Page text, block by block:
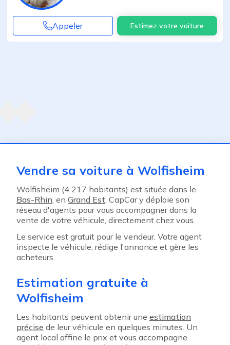
Appeler Estimez votre voiture
Vendre sa voiture à Wolfisheim
Wolfisheim (4 217 habitants) est située dans le
Bas-Rhin, en Grand Est. CapCar y déploie son
réseau d'agents pour vous accompagner dans la
vente de votre véhicule, directement chez vous.
Le service est gratuit pour le vendeur. Votre agent
inspecte le véhicule, rédige l'annonce et gère les
acheteurs.
Estimation gratuite à
Wolfisheim
Les habitants peuvent obtenir une estimation
précise de leur véhicule en quelques minutes. Un
agent local affine le prix et vous accompagne